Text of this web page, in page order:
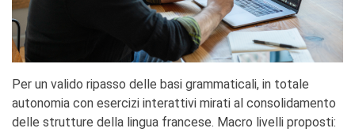
Contacts et horaires
Carte de membre
Diventare sponsor
Certificazione ISO UNI EN
9001: 2015
Per un valido ripasso delle basi grammaticali, in totale
autonomia con esercizi interattivi mirati al consolidamento
delle strutture della lingua francese. Macro livelli proposti: